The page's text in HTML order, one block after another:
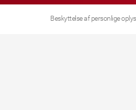
Beskyttelse af personlige